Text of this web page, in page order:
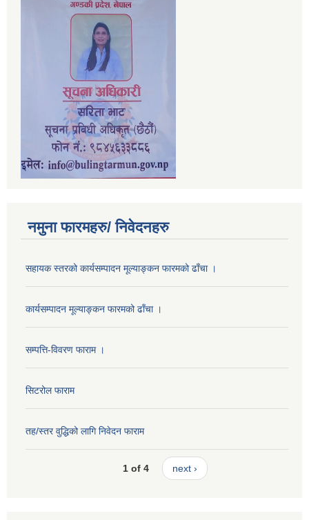
नमुना फारमहरु/ निवेदनहरु
सहायक स्तरको कार्यसम्पादन मूल्याङ्कन फारमको ढाँचा ।
कार्यसम्पादन मूल्याङ्कन फारमको ढाँचा ।
सम्पत्ति-विवरण फाराम ।
सिटरोल फाराम
तह/स्तर वुद्धिको लागि निवेदन फाराम
1 of 4 next ›